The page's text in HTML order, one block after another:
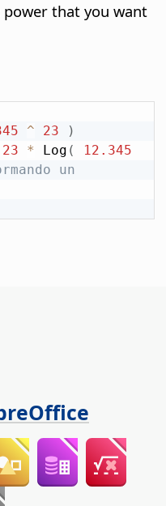
power that you want
^ 23
)
23 * Log (
12.345
un